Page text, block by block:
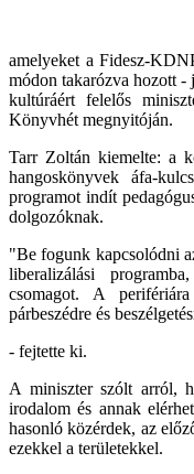
amelyeket a Fidesz-
módon takarózva hozott -
kultúráért felelős
Könyvhét megnyitóján.
Tarr Zoltán kiemelte: a
hangoskönyvek áfa-
programot indít
dolgozóknak.
"Be fogunk kapcsolódni
liberalizálási
csomagot. A
párbeszédre és
- fejtette ki.
A miniszter szólt arról,
irodalom és annak
hasonló közérdek, az
ezekkel a területekkel.